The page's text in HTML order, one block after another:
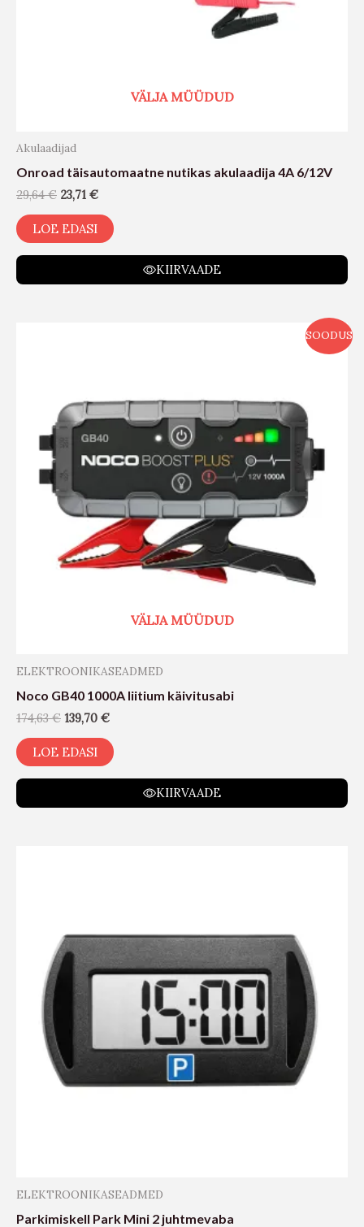
VÄLJA MÜÜDUD
Akulaadijad
Onroad täisautomaatne nutikas akulaadija 4A 6/12V
29,64€ 23,71 €
LOE EDASI
KIIRVAADE
SOODUS
VÄLJA MÜÜDUD
ELEKTROONIKASEADMED
Noco GB40 1000A liitium käivitusabi
174,63€ 139,70 €
LOE EDASI
KIIRVAADE
ELEKTROONIKASEADMED
Parkimiskell Park Mini 2 juhtmevaba